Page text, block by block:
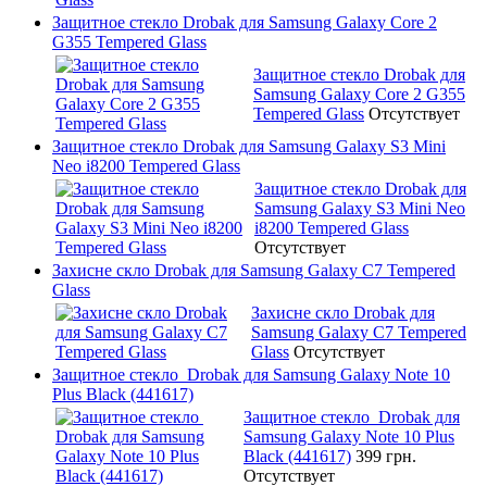
Защитное стекло Drobak для Samsung Galaxy Core 2
G355 Tempered Glass
Защитное стекло Drobak для
Samsung Galaxy Core 2 G355
Tempered Glass Отсутствует
Защитное стекло Drobak для Samsung Galaxy S3 Mini
Neo i8200 Tempered Glass
Защитное стекло Drobak для
Samsung Galaxy S3 Mini Neo
i8200 Tempered Glass
Отсутствует
Захисне скло Drobak для Samsung Galaxy C7 Tempered
Glass
Захисне скло Drobak для
Samsung Galaxy C7 Tempered
Glass Отсутствует
Защитное стекло Drobak для Samsung Galaxy Note 10
Plus Black (441617)
Защитное стекло Drobak для
Samsung Galaxy Note 10 Plus
Black (441617) 399 грн.
Отсутствует